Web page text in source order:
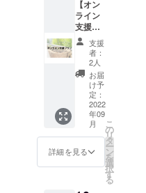
すをご指
定の住
所にお
送りい
たしま
す。 エ
コバッ
サイズ
横x縦:
300×36
0mm（
持ち手
530mm
【オン
ライン
支援プ
ラン】
Thank
you
mail、
活動報
告書と
デジタ
ルパン
フレッ
トを
メール
にて送
信いた
支援
者：
2人
お届
け予
定：
2022
年09
月
詳細を見る
こ
の
リ
タ
ー
ン
を
選
択
す
る